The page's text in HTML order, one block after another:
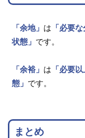
「余地」 は 「必要
状態」 です。
「余裕」 は 「必要
態」 です。
まとめ